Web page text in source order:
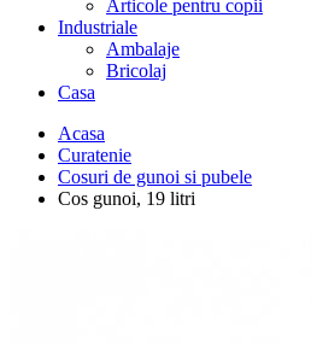
Articole pentru copii
Industriale
Ambalaje
Bricolaj
Casa
Acasa
Curatenie
Cosuri de gunoi si pubele
Cos gunoi, 19 litri